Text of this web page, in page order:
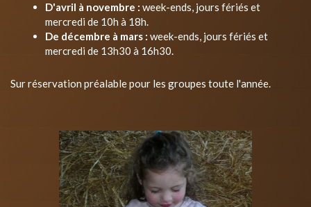
D'avril à novembre : week-ends, jours fériés et
mercredi de 10h à 18h.
De décembre à mars : week-ends, jours fériés et
mercredi de 13h30 à 16h30.
Sur réservation préalable pour les groupes toute l'année.